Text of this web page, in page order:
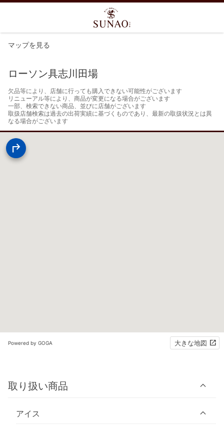
マップを見る
ローソン具志川田場
欠品等により、店舗に行っても購入できない可能性がございます
リニューアル等により、商品が変更になる場合がございます
一部、検索できない商品、並びに店舗がございます
取扱店舗検索は過去の出荷実績に基づくものであり、最新の取扱状況とは異
なる場合がございます
Powered by GOGA 大きな地図
取り扱い商品
アイス